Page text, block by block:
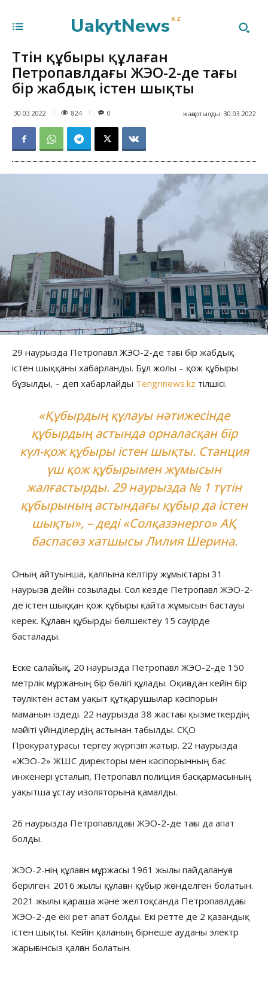
UakytNews KZ
Түтін құбыры құлаған
Петропавлдағы ЖЭО-2-де тағы
бір жабдық істен шықты
30.03.2022 824 жаңартылды: 30.03.2022
0
29 наурызда Петропавл ЖЭО-2-де тағы бір жабдық
істен шыққаны хабарланды. Бұл жолы – қож құбыры
бұзылды, – деп хабарлайды Tengrinews.kz тілшісі.
«Құбырдың құлауы нәтижесінде
құбырдың астында орналасқан бір
күл-қож құбыры істен шықты. Станция
үш қож құбырымен жұмысын
жалғастырды. 29 наурызда № 1 түтін
құбырының астындағы құбыр да істен
шықты», – деді «Солқазэнерго» АҚ
баспасөз хатшысы Лилия Шерина.
Оның айтуынша, қалпына келтіру жұмыстары 31
наурызға дейін созылады. Сол кезде Петропавл ЖЭО-2-
де істен шыққан қож құбыры қайта жұмысын бастауы
керек. Құлаған құбырды бөлшектеу 15 сәуірде
басталады.
Еске салайық, 20 наурызда Петропавл ЖЭО-2-де 150
метрлік мұржаның бір бөлігі құлады. Оқиғадан кейін бір
тәуліктен астам уақыт құтқарушылар кәсіпорын
маманын іздеді. 22 наурызда 38 жастағы қызметкердің
мәйіті үйінділердің астынан табылды. СҚО
Прокуратурасы тергеу жүргізіп жатыр. 22 наурызда
«ЖЭО-2» ЖШС директоры мен кәсіпорынның бас
инженері ұсталып, Петропавл полиция басқармасының
уақытша ұстау изоляторына қамалды.
26 наурызда Петропавлдағы ЖЭО-2-де тағы да апат
болды.
ЖЭО-2-нің құлаған мұржасы 1961 жылы пайдалануға
берілген. 2016 жылы құлаған құбыр жөнделген болатын.
2021 жылы қараша және желтоқсанда Петропавлдағы
ЖЭО-2-де екі рет апат болды. Екі ретте де 2 қазандық
істен шықты. Кейін қаланың бірнеше ауданы электр
жарығынсыз қалған болатын.